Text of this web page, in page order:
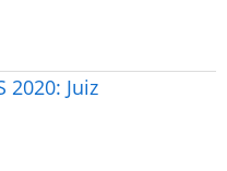
2020: Juiz